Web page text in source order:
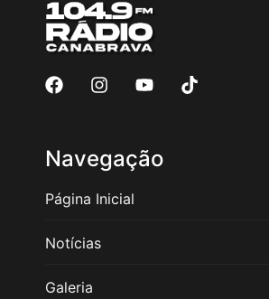
Navegação
Página Inicial
Notícias
Galeria